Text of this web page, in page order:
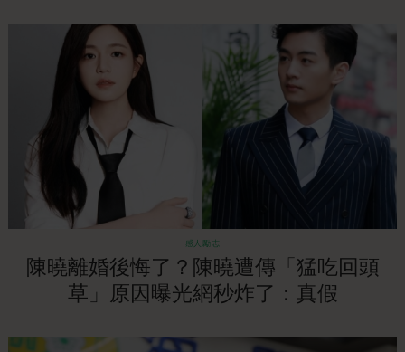
感人勵志
陳曉離婚後悔了？陳曉遭傳「猛吃回頭
草」原因曝光網秒炸了：真假